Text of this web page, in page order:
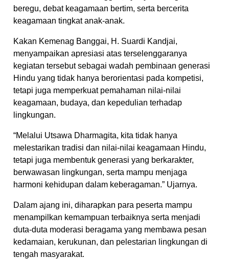
beregu, debat keagamaan bertim, serta bercerita
keagamaan tingkat anak-anak.
Kakan Kemenag Banggai, H. Suardi Kandjai,
menyampaikan apresiasi atas terselenggaranya
kegiatan tersebut sebagai wadah pembinaan generasi
Hindu yang tidak hanya berorientasi pada kompetisi,
tetapi juga memperkuat pemahaman nilai-nilai
keagamaan, budaya, dan kepedulian terhadap
lingkungan.
“Melalui Utsawa Dharmagita, kita tidak hanya
melestarikan tradisi dan nilai-nilai keagamaan Hindu,
tetapi juga membentuk generasi yang berkarakter,
berwawasan lingkungan, serta mampu menjaga
harmoni kehidupan dalam keberagaman.” Ujarnya.
Dalam ajang ini, diharapkan para peserta mampu
menampilkan kemampuan terbaiknya serta menjadi
duta-duta moderasi beragama yang membawa pesan
kedamaian, kerukunan, dan pelestarian lingkungan di
tengah masyarakat.